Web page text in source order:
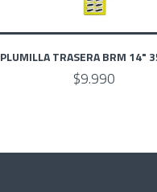
PLUMILLA TRASERA BRM 14"
$9.990